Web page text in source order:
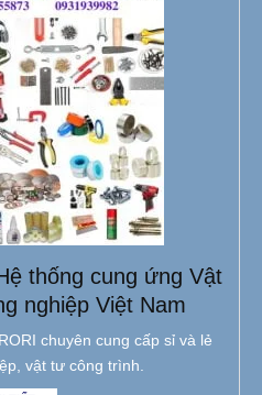
thống cung ứng Vật
nghiệp Việt Nam
chuyên cung cấp sỉ và lẻ
vật tư công trình.